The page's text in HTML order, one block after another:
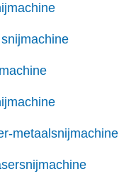
metaalsnijmachine